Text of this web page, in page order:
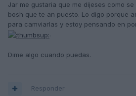
Jar me gustaria que me dijeses como
bosh que te an puesto. Lo digo porque
para camviarlas y estoy pensando en
.
Dime algo cuando puedas.
Responder